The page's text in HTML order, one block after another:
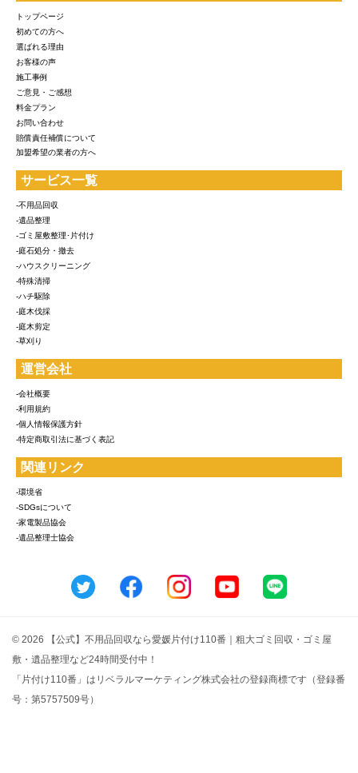
トップページ
初めての方へ
選ばれる理由
お客様の声
施工事例
ご意見・ご感想
料金プラン
お問い合わせ
賠償責任補償について
加盟希望の業者の方へ
サービス一覧
-不用品回収
-遺品整理
-ゴミ屋敷整理･片付け
-庭石処分・撤去
-ハウスクリーニング
-特殊清掃
-ハチ駆除
-庭木伐採
-庭木剪定
-草刈り
運営会社
-会社概要
-利用規約
-個人情報保護方針
-特定商取引法に基づく表記
関連リンク
-環境省
-SDGsについて
-家電製品協会
-遺品整理士協会
© 2026 【公式】不用品回収なら愛媛片付け110番｜粗大ゴミ回収・ゴミ屋
敷・遺品整理など24時間受付中！
「片付け110番」はリベラルマーケティング株式会社の登録商標です（登録番
号：第5757509号）